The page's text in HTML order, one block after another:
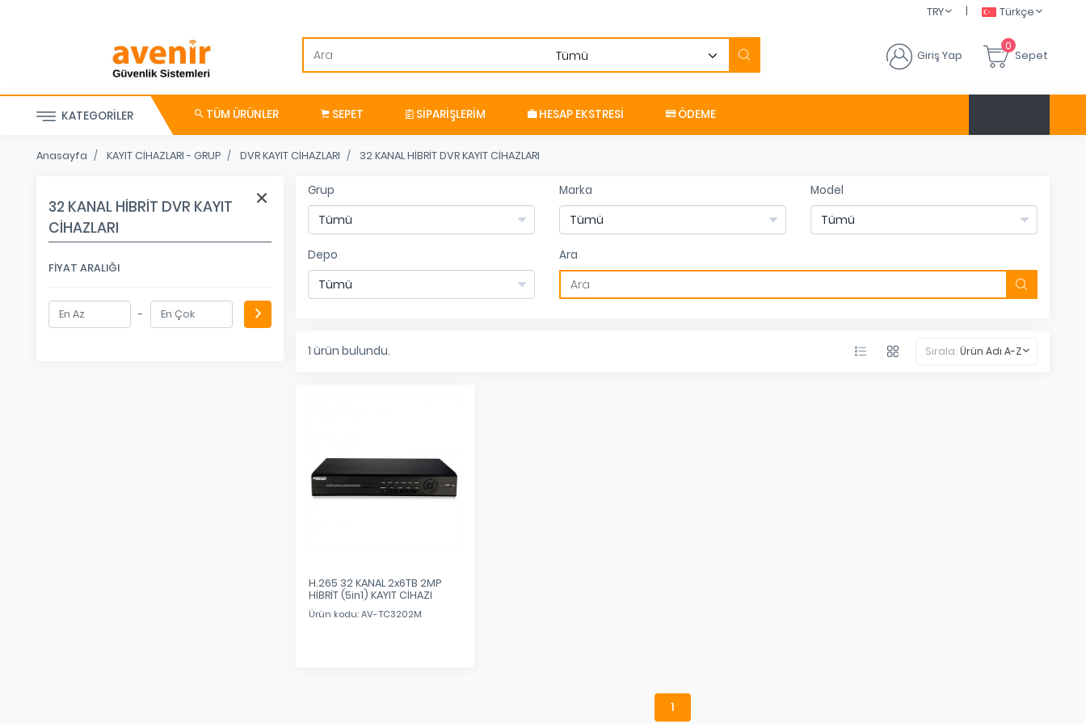
Türkçe
|
TRY
Giriş Yap
0
Sepet
KATEGORILER TÜM ÜRÜNLER SEPET SIPARIŞLERIM HESAP EKSTRESI ÖDEME
Anasayfa KAYIT CİHAZLARI - GRUP DVR KAYIT CİHAZLARI 32 KANAL HİBRİT DVR KAYIT CİHAZLARI
32 KANAL HİBRİT DVR KAYIT
CİHAZLARI
FIYAT ARALIĞI
-
Grup Marka Model
Depo Ara
1 ürün bulundu. Sırala: Ürün Adı A-Z
H.265 32 KANAL 2x6TB 2MP
HİBRİT (5in1) KAYIT CİHAZI
Ürün kodu: AV-TC3202M
1